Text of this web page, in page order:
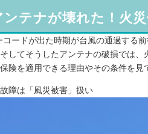
ンテナが壊れた！火
コードが出た時期が台風の通過する
してそうしたアンテナの破損では
険を適用できる理由やその条件を見
障は「風災被害」扱い